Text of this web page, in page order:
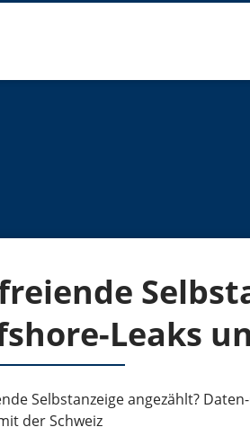
Leaks
Selbstanzeige angezählt?
der Schweiz